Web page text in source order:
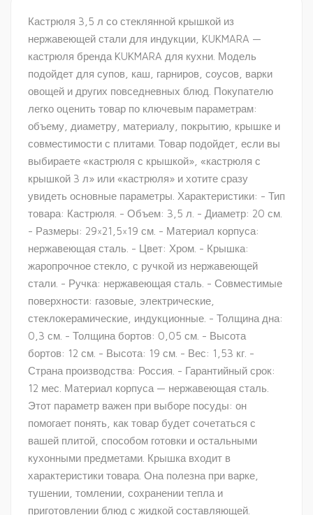
Кастрюля 3,5 л со стеклянной крышкой из
нержавеющей стали для индукции, KUKMARA —
кастрюля бренда KUKMARA для кухни. Модель
подойдет для супов, каш, гарниров, соусов, варки
овощей и других повседневных блюд. Покупателю
легко оценить товар по ключевым параметрам:
объему, диаметру, материалу, покрытию, крышке и
совместимости с плитами. Товар подойдет, если вы
выбираете «кастрюля с крышкой», «кастрюля с
крышкой 3 л» или «кастрюля» и хотите сразу
увидеть основные параметры. Характеристики: - Тип
товара: Кастрюля. - Объем: 3,5 л. - Диаметр: 20 см.
- Размеры: 29×21,5×19 см. - Материал корпуса:
нержавеющая сталь. - Цвет: Хром. - Крышка:
жаропрочное стекло, с ручкой из нержавеющей
стали. - Ручка: нержавеющая сталь. - Совместимые
поверхности: газовые, электрические,
стеклокерамические, индукционные. - Толщина дна:
0,3 см. - Толщина бортов: 0,05 см. - Высота
бортов: 12 см. - Высота: 19 см. - Вес: 1,53 кг. -
Страна производства: Россия. - Гарантийный срок:
12 мес. Материал корпуса — нержавеющая сталь.
Этот параметр важен при выборе посуды: он
помогает понять, как товар будет сочетаться с
вашей плитой, способом готовки и остальными
кухонными предметами. Крышка входит в
характеристики товара. Она полезна при варке,
тушении, томлении, сохранении тепла и
приготовлении блюд с жидкой составляющей.